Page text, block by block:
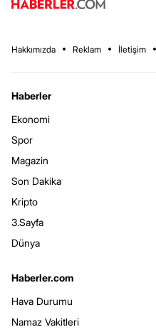
Hakkımızda Reklam İletişim
Haberler
Ekonomi
Spor
Magazin
Son Dakika
Kripto
3.Sayfa
Dünya
Haberler.com
Hava Durumu
Namaz Vakitleri